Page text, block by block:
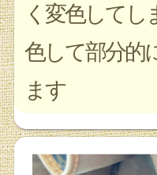
く変色してし
色して部分的
ます